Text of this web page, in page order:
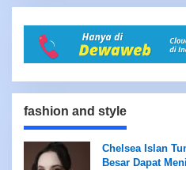
fashion and style
Chelsea Islan
Besar Dapat